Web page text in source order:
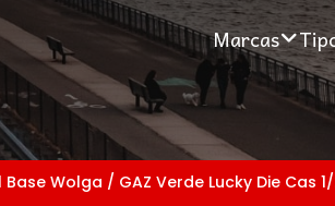
Marcas
Base Wolga / GAZ Verde Lucky Die Cas